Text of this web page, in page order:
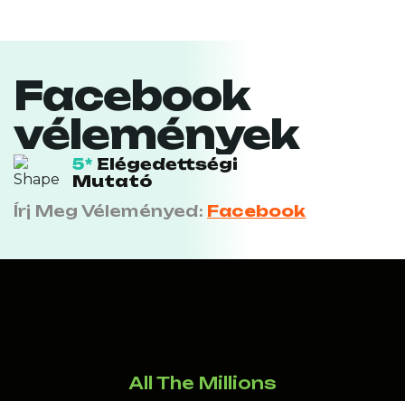
Facebook
vélemények
5* Elégedettségi
Mutató
Írj Meg Véleményed: Facebook
All The Millions